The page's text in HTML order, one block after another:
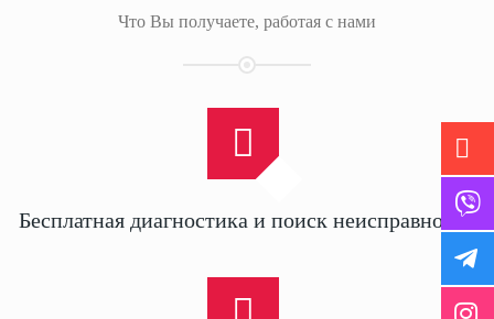
Что Вы получаете, работая с нами
Бесплатная диагностика и поиск неисправности